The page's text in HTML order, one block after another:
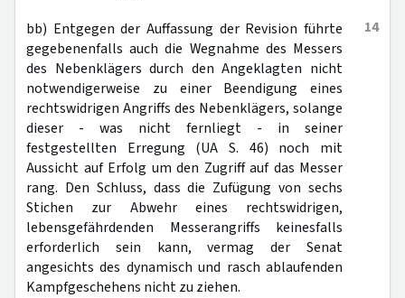
14
bb) Entgegen der Auffassung der Revision führte
gegebenenfalls auch die Wegnahme des Messers
des Nebenklägers durch den Angeklagten nicht
notwendigerweise zu einer Beendigung eines
rechtswidrigen Angriffs des Nebenklägers, solange
dieser - was nicht fernliegt - in seiner
festgestellten Erregung (UA S. 46) noch mit
Aussicht auf Erfolg um den Zugriff auf das Messer
rang. Den Schluss, dass die Zufügung von sechs
Stichen zur Abwehr eines rechtswidrigen,
lebensgefährdenden Messerangriffs keinesfalls
erforderlich sein kann, vermag der Senat
angesichts des dynamisch und rasch ablaufenden
Kampfgeschehens nicht zu ziehen.